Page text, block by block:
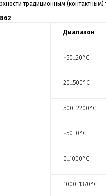
традиционным
Диапазон
−50...20°С
20...500°С
500...2200°С
−50...0°С
0...1000°С
1000...1370°С